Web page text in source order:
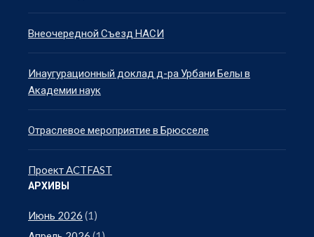
Внеочередной Съезд НАСИ
Инаугурационный доклад д-ра Урбани Белы в
Академии наук
Отраслевое мероприятие в Брюсселе
Проект ACTFAST
АРХИВЫ
Июнь 2026 (1)